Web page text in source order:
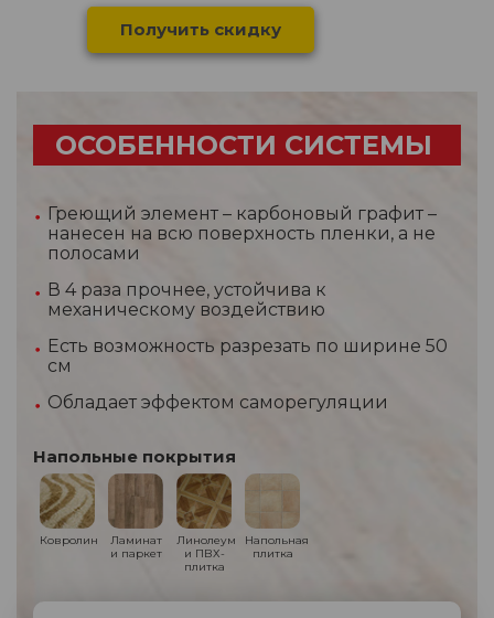
Получить скидку
ОСОБЕННОСТИ СИСТЕМЫ
Греющий элемент – карбоновый графит –
нанесен на всю поверхность пленки, а не
полосами
В 4 раза прочнее, устойчива к
механическому воздействию
Есть возможность разрезать по ширине 50
см
Обладает эффектом саморегуляции
Напольные покрытия
Ковролин
Ламинат
и паркет
Линолеум
и ПВХ-
плитка
Напольная
плитка